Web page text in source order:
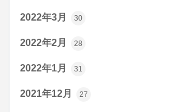
2022年3月 30
2022年2月 28
2022年1月 31
2021年12月 27